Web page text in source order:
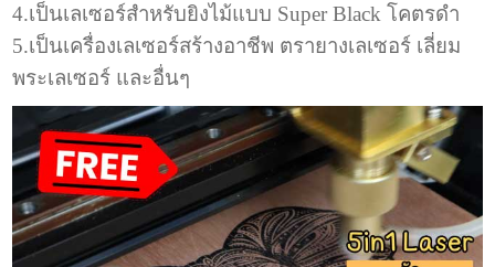
4.เป็นเลเซอร์สำหรับยิงไม้แบบ Super Black โคตรดำ
5.เป็นเครื่องเลเซอร์สร้างอาชีพ ตรายางเลเซอร์ เลี่ยม
พระเลเซอร์ และอื่นๆ